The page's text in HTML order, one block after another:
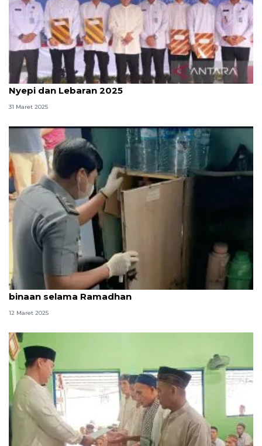
8.065 warga binaan lapas Jakarta terima remisi
Nyepi dan Lebaran 2025
31 Maret 2025
Rutan Baturaja tingkatkan razia hunian warga
binaan selama Ramadhan
12 Maret 2025